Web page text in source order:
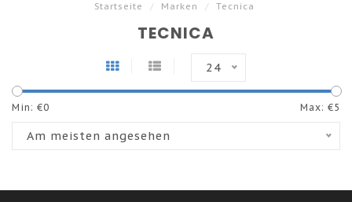
Startseite / Marken / Tecnica
TECNICA
24
Min: €0 Max: €5
Am meisten angesehen